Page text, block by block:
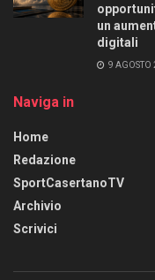
un
digitali
9 AGOSTO
Naviga in
Home
Redazione
SportCasertanoTV
Archivio
Scrivici